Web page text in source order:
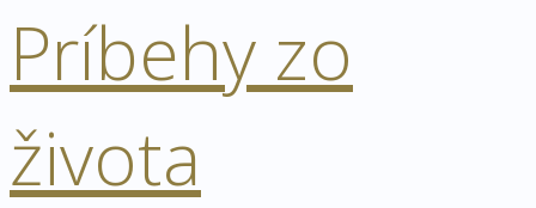
Príbehy zo
života